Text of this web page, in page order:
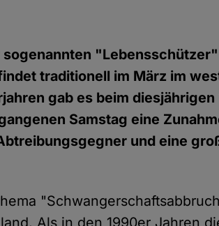
traditionell im März im
gab es beim diesjährigen
Samstag eine
und eine
Als in den 1990er Jahren